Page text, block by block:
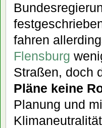
fahren
Flensburg
Straßen, doch
Pläne keine
Planung und